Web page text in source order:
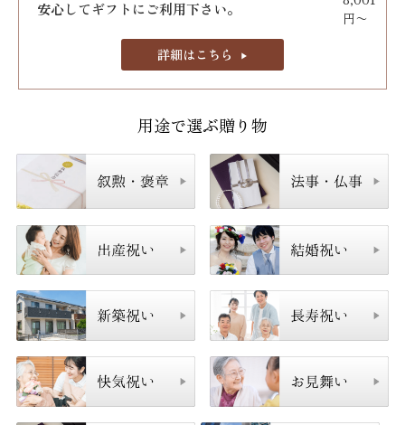
円〜
安心してギフトにご利用下さい。
詳細はこちら
用途で選ぶ贈り物